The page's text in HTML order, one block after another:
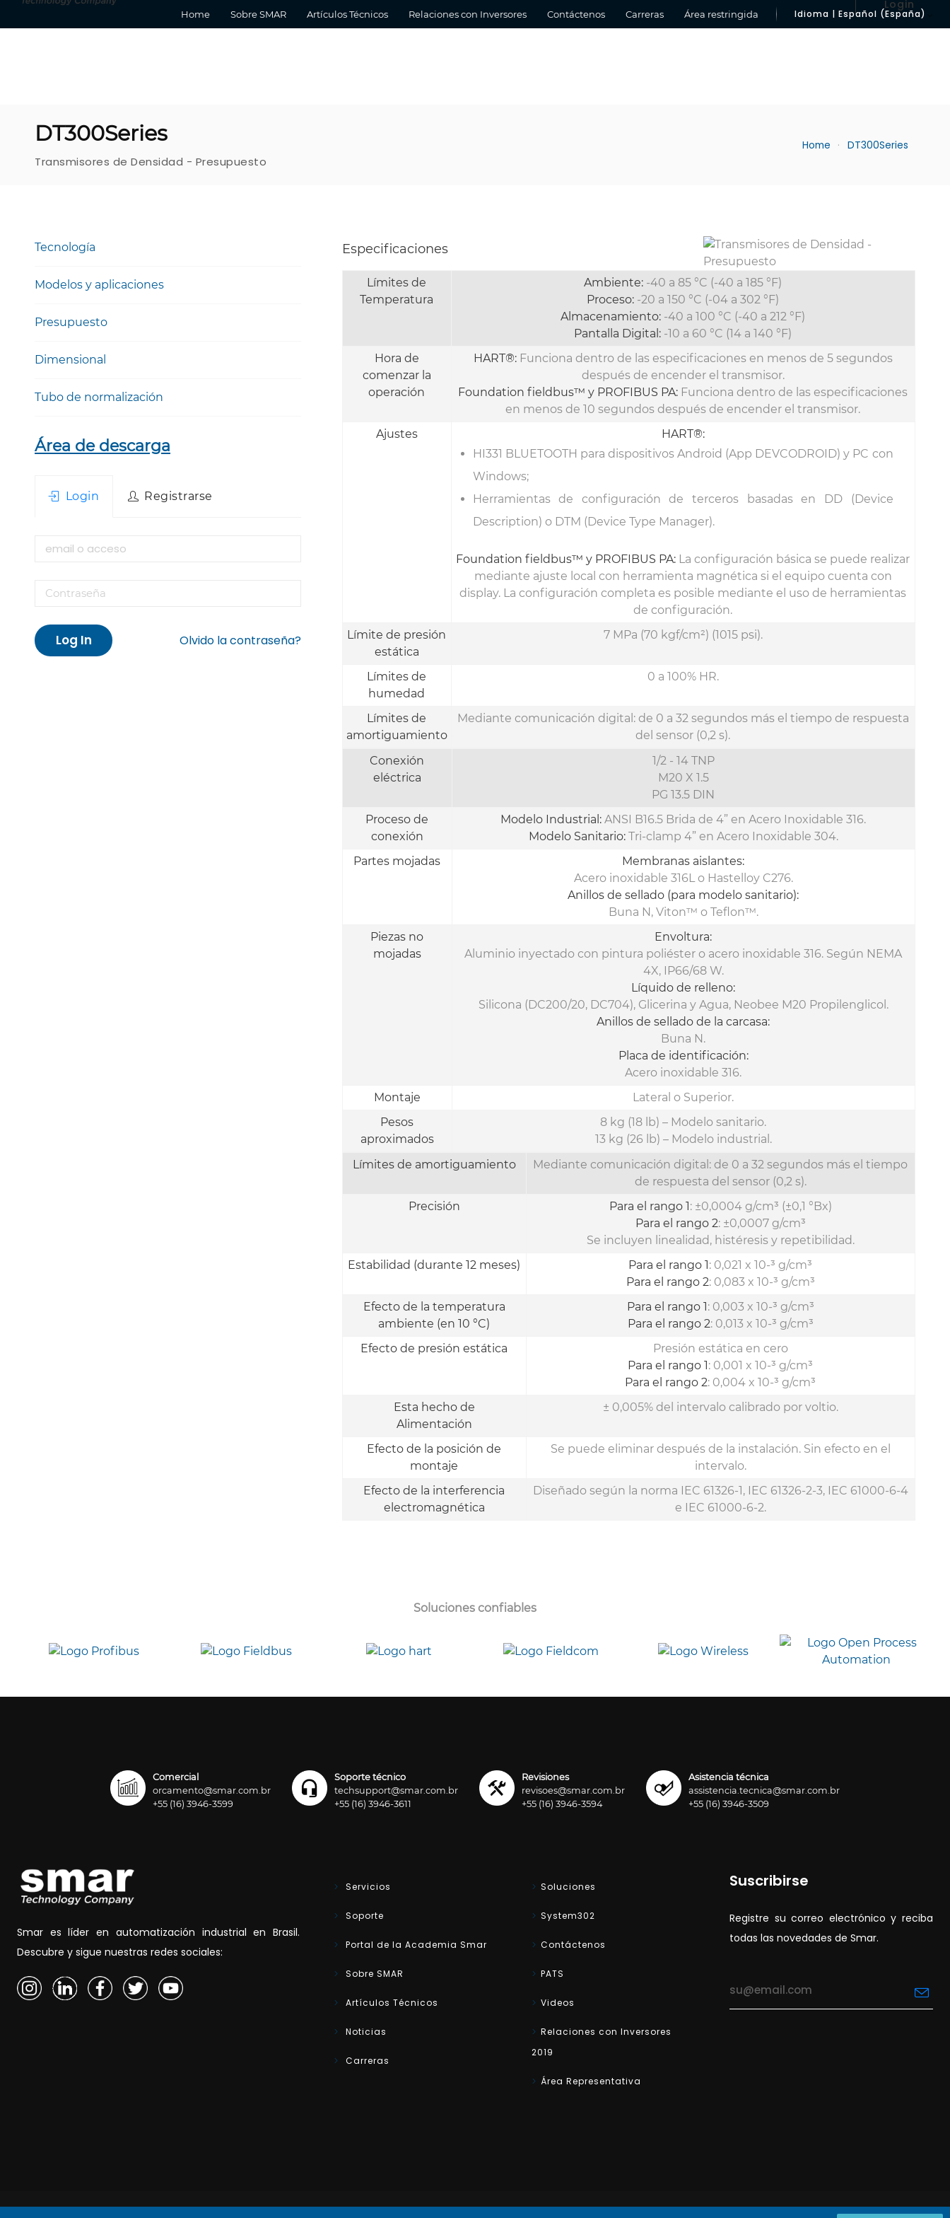
Home Sobre SMAR Artículos Técnicos Relaciones con Inversores Contáctenos Carreras Área restringida Idioma | Español (España)
Login
DT300Series
Transmisores de Densidad - Presupuesto
Home DT300Series
Especificaciones
Límites de
Temperatura
Ambiente: -40 a 85 °C (-40 a 185 °F)
Proceso: -20 a 150 °C (-04 a 302 °F)
Almacenamiento: -40 a 100 °C (-40 a 212 °F)
Pantalla Digital: -10 a 60 °C (14 a 140 °F)
Hora de
comenzar la
operación
HART®:Funciona dentro de las especificaciones en menos de 5 segundos
después de encender el transmisor.
Foundation fieldbus™ y PROFIBUS PA: Funciona dentro de las especificaciones
en menos de 10 segundos después de encender el transmisor.
Ajustes
HART®:
HI331 BLUETOOTH para dispositivos Android (App DEVCODROID) y PC con
Windows;
Herramientas de configuración de terceros basadas en DD (Device
Description) o DTM (Device Type Manager).
Foundation fieldbus™ y PROFIBUS PA: La configuración básica se puede realizar
mediante ajuste local con herramienta magnética si el equipo cuenta con
display. La configuración completa es posible mediante el uso de herramientas
de configuración.
Límite de presión
estática
7 MPa (70 kgf/cm²) (1015 psi).
Límites de
humedad
0 a 100% HR.
Límites de
amortiguamiento
Mediante comunicación digital: de 0 a 32 segundos más el tiempo de respuesta
del sensor (0,2 s).
Conexión
eléctrica
1/2 - 14 TNP
M20 X 1.5
PG 13.5 DIN
Proceso de
conexión
Modelo Industrial:ANSI B16.5 Brida de 4” en Acero Inoxidable 316.
Modelo Sanitario:Tri-clamp 4” en Acero Inoxidable 304.
Partes mojadas
Membranas aislantes:
Acero inoxidable 316L o Hastelloy C276.
Anillos de sellado (para modelo sanitario):
Buna N, Viton™ o Teflon™.
Piezas no
mojadas
Envoltura:
Aluminio inyectado con pintura poliéster o acero inoxidable 316. Según NEMA
4X, IP66/68 W.
Líquido de relleno:
Silicona (DC200/20, DC704), Glicerina y Agua, Neobee M20 Propilenglicol.
Anillos de sellado de la carcasa:
Buna N.
Placa de identificación:
Acero inoxidable 316.
Montaje
Lateral o Superior.
Pesos
aproximados
8 kg (18 lb) – Modelo sanitario.
13 kg (26 lb) – Modelo industrial.
Límites de amortiguamiento
Mediante comunicación digital: de 0 a 32 segundos más el tiempo
de respuesta del sensor (0,2 s).
Precisión
Para el rango 1: ±0,0004 g/cm³ (±0,1 °Bx)
Para el rango 2: ±0,0007 g/cm³
Se incluyen linealidad, histéresis y repetibilidad.
Estabilidad (durante 12 meses)
Para el rango 1: 0,021 x 10-³ g/cm³
Para el rango 2: 0,083 x 10-³ g/cm³
Efecto de la temperatura
ambiente (en 10 °C)
Para el rango 1: 0,003 x 10-³ g/cm³
Para el rango 2: 0,013 x 10-³ g/cm³
Efecto de presión estática
Presión estática en cero
Para el rango 1: 0,001 x 10-³ g/cm³
Para el rango 2: 0,004 x 10-³ g/cm³
Esta hecho de
Alimentación
± 0,005% del intervalo calibrado por voltio.
Efecto de la posición de
montaje
Se puede eliminar después de la instalación. Sin efecto en el
intervalo.
Efecto de la interferencia
electromagnética
Diseñado según la norma IEC 61326-1, IEC 61326-2-3, IEC 61000-6-4
e IEC 61000-6-2.
Tecnología
Modelos y aplicaciones
Presupuesto
Dimensional
Tubo de normalización
Área de descarga
Login Registrarse
Log In Olvido la contraseña?
Soluciones confiables
Comercial
orcamento@smar.com.br
+55 (16) 3946-3599
Soporte técnico
techsupport@smar.com.br
+55 (16) 3946-3611
Revisiones
revisoes@smar.com.br
+55 (16) 3946-3594
Asistencia técnica
assistencia.tecnica@smar.com.br
+55 (16) 3946-3509
Smar es líder en automatización industrial en Brasil.
Descubre y sigue nuestras redes sociales:
Servicios
Soporte
Portal de la Academia Smar
Sobre SMAR
Artículos Técnicos
Noticias
Carreras
Soluciones
System302
Contáctenos
PATS
Videos
Relaciones con Inversores
2019
Área Representativa
Suscribirse
Registre su correo electrónico y reciba
todas las novedades de Smar.